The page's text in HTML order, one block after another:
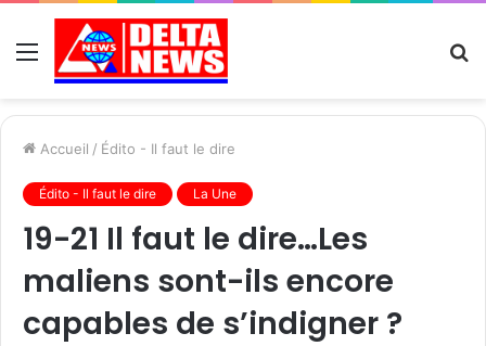
Menu
Accueil / Édito - Il faut le dire
Édito - Il faut le dire La Une
19-21 Il faut le dire…Les
maliens sont-ils encore
capables de s’indigner ?